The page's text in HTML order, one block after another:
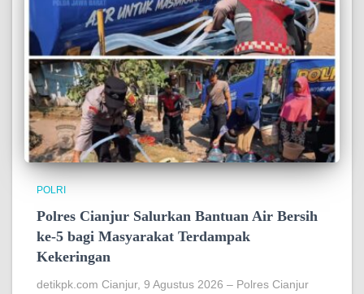
POLRI
Polres Cianjur Salurkan Bantuan Air Bersih
ke-5 bagi Masyarakat Terdampak
Kekeringan
detikpk.com Cianjur, 9 Agustus 2026 – Polres Cianjur